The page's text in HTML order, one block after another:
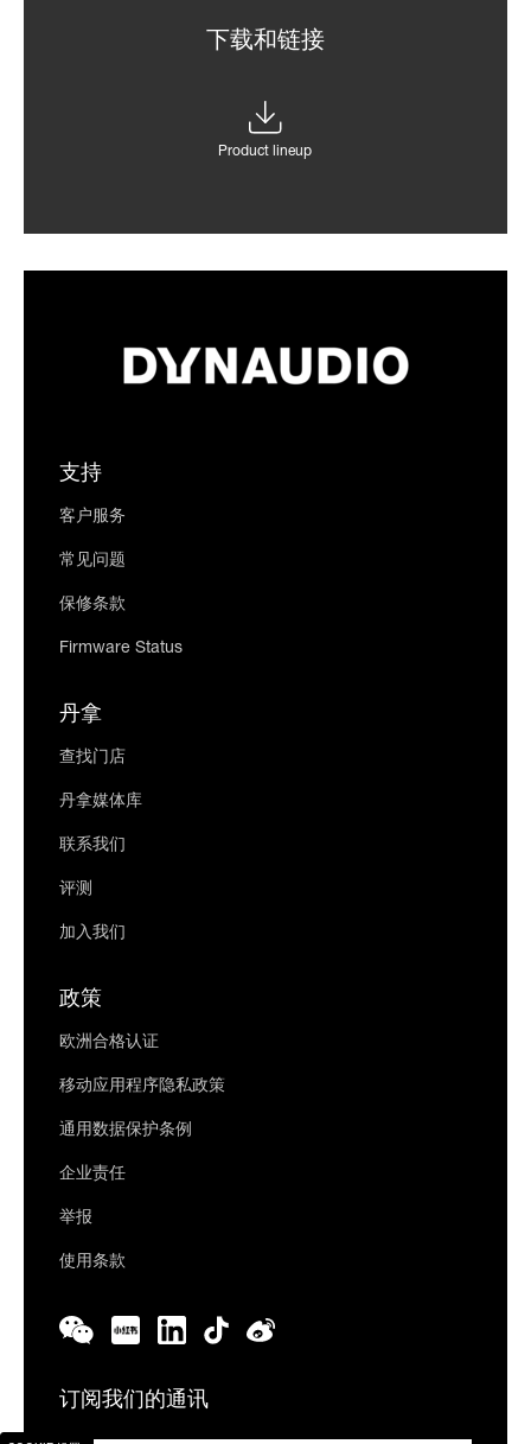
下载和链接
Product lineup
支持
客户服务
常见问题
保修条款
Firmware Status
丹拿
查找门店
丹拿媒体库
联系我们
评测
加入我们
政策
欧洲合格认证
移动应用程序隐私政策
通用数据保护条例
企业责任
举报
使用条款
订阅我们的通讯